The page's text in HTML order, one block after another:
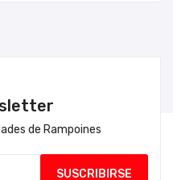
de Rampoines